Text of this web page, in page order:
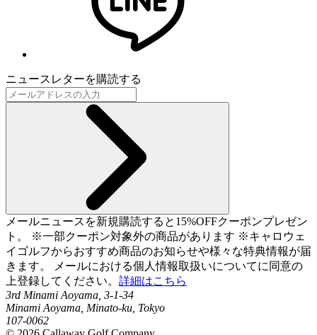
ニュースレターを購読する
メールニュースを新規購読すると15%OFFクーポンプレゼン
ト。 ※一部クーポン対象外の商品があります ※キャロウェ
イゴルフからおすすめ商品のお知らせや様々な特典情報が届
きます。 メールにおける個人情報取扱いについてに同意の
上登録してください。 詳細はこちら
3rd Minami Aoyama, 3-1-34
Minami Aoyama, Minato-ku, Tokyo
107-0062